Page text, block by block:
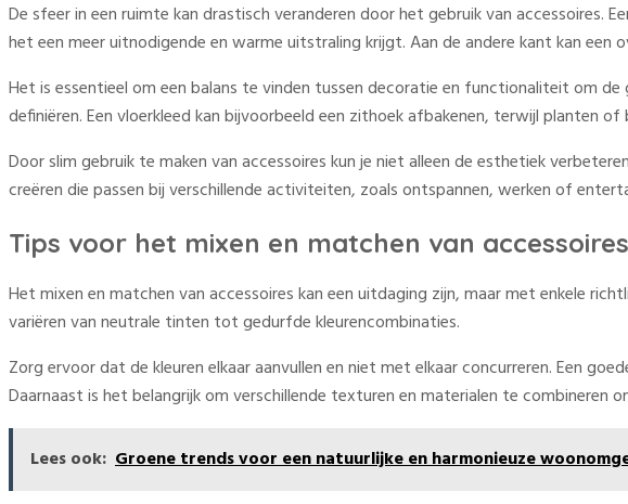
De sfeer in een ruimte kan drastisch veranderen door het gebruik van accessoires.
het een meer uitnodigende en warme uitstraling krijgt. Aan de andere kant kan een
Het is essentieel om een balans te vinden tussen decoratie en functionaliteit om
definiëren. Een vloerkleed kan bijvoorbeeld een zithoek afbakenen, terwijl planten
Door slim gebruik te maken van accessoires kun je niet alleen de esthetiek
creëren die passen bij verschillende activiteiten, zoals ontspannen, werken of
Tips voor het mixen en matchen van accessoires
Het mixen en matchen van accessoires kan een uitdaging zijn, maar met enkele
variëren van neutrale tinten tot gedurfde kleurencombinaties.
Zorg ervoor dat de kleuren elkaar aanvullen en niet met elkaar concurreren. Een
Daarnaast is het belangrijk om verschillende texturen en materialen te combineren
Lees ook: Groene trends voor een natuurlijke en harmonieuze